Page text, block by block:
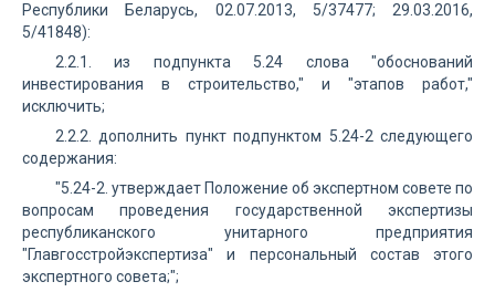
Республики Беларусь, 02.07.2013, 5/37477; 29.03.2016,
5/41848):
2.2.1. из подпункта 5.24 слова "обоснований
инвестирования в строительство," и "этапов работ,"
исключить;
2.2.2. дополнить пункт подпунктом 5.24-2 следующего
содержания:
"5.24-2. утверждает Положение об экспертном совете по
вопросам проведения государственной экспертизы
республиканского унитарного предприятия
"Главгосстройэкспертиза" и персональный состав этого
экспертного совета;";